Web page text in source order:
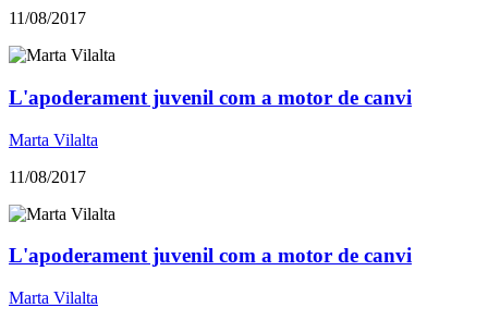
11/08/2017
L'apoderament juvenil com a motor de canvi
Marta Vilalta
11/08/2017
L'apoderament juvenil com a motor de canvi
Marta Vilalta